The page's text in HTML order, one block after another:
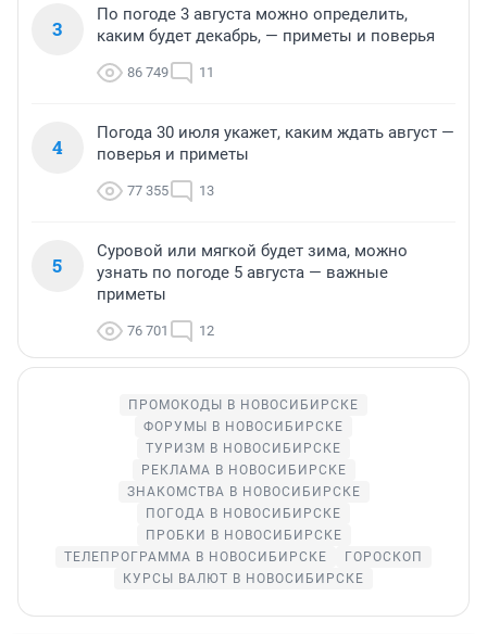
3
По погоде 3 августа можно определить,
каким будет декабрь, — приметы и поверья
86 749 11
4
Погода 30 июля укажет, каким ждать август —
поверья и приметы
77 355 13
5
Суровой или мягкой будет зима, можно
узнать по погоде 5 августа — важные
приметы
76 701 12
ПРОМОКОДЫ В НОВОСИБИРСКЕ
ФОРУМЫ В НОВОСИБИРСКЕ
ТУРИЗМ В НОВОСИБИРСКЕ
РЕКЛАМА В НОВОСИБИРСКЕ
ЗНАКОМСТВА В НОВОСИБИРСКЕ
ПОГОДА В НОВОСИБИРСКЕ
ПРОБКИ В НОВОСИБИРСКЕ
ТЕЛЕПРОГРАММА В НОВОСИБИРСКЕ
ГОРОСКОП
КУРСЫ ВАЛЮТ В НОВОСИБИРСКЕ